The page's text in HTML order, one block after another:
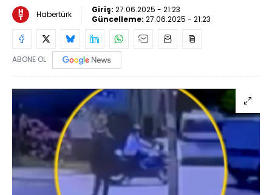
Habertürk Giriş: 27.06.2025 - 21:23
Güncelleme: 27.06.2025 - 21:23
ABONE OL